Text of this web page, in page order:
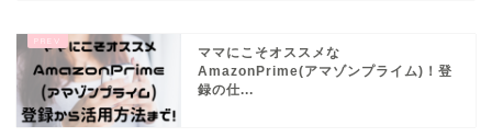
ママにこそオススメな
AmazonPrime(アマゾンプライム)！登
録の仕...